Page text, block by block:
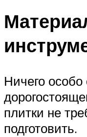
Ничего особо
плитки не
подготовить.